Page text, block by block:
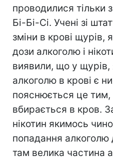
проводилися тільки
Бі-Бі-Сі. Учені зі
зміни в крові щурів,
дози алкоголю і
виявили, що у щурів,
алкоголю в крові є
пояснюється це тим,
вбирається в кров.
нікотин якимось
попадання
там велика частина